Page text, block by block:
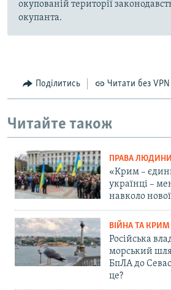
окупованій території
окупанта.
Поділитись Читати без VPN
Читайте також
ПРАВА ЛЮДИНИ
«Крим –
українці –
навколо
ВІЙНА ТА КРИМ
Російська
морський
БпЛА до
це?